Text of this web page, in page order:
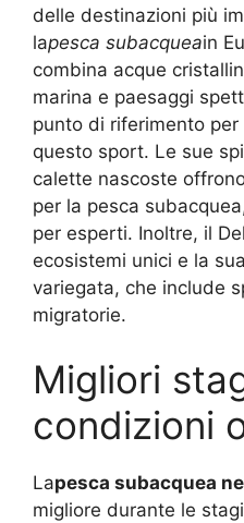
delle destinazioni più
lapesca subacqueain
combina acque
marina e paesaggi
punto di riferimento
questo sport. Le sue
calette nascoste
per la pesca
per esperti. Inoltre, il
ecosistemi unici e la
variegata, che include
migratorie.
Migliori
condizioni
Lapesca subacquea
migliore durante le